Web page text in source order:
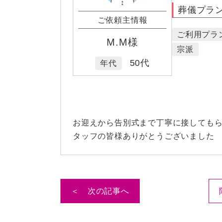
ご依頼主情報
M.M様
年代 50代
葬儀プラ
ご利用プラ
宗派
お迎えから告別式まで丁寧に接しても
タッフの皆様ありがとうございました
＜ 次の記事へ